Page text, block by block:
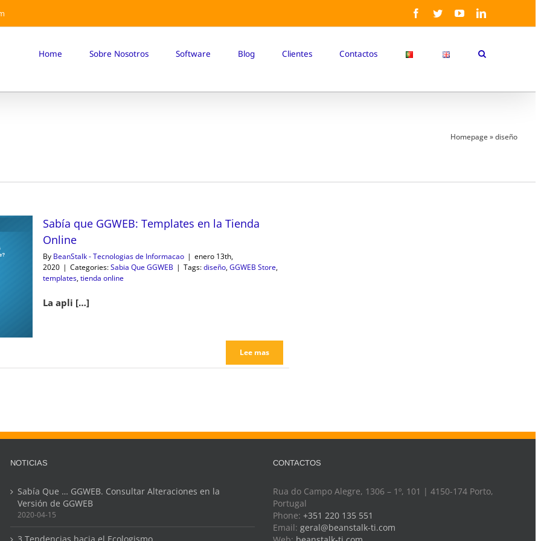
Facebook
TwitterYouTubeLinkedIn
Home Sobre Nosotros Software Blog Clientes Contactos
Homepage »diseño
Sabía que GGWEB: Templates en la Tienda
Online
By BeanStalk - Tecnologias de Informacao | enero 13th,
2020 | Categories:Sabia Que GGWEB | Tags:diseño,GGWEB Store,
templates,tienda online
La apli […]
Lee mas
NOTICIAS
Sabía Que … GGWEB. Consultar Alteraciones en la
Versión de GGWEB
2020-04-15
CONTACTOS
Rua do Campo Alegre, 1306 – 1º, 101 | 4150-174 Porto,
Portugal
Phone: +351 220 135 551
Email: geral@beanstalk-ti.com